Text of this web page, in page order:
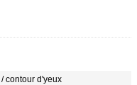
contour d'yeux